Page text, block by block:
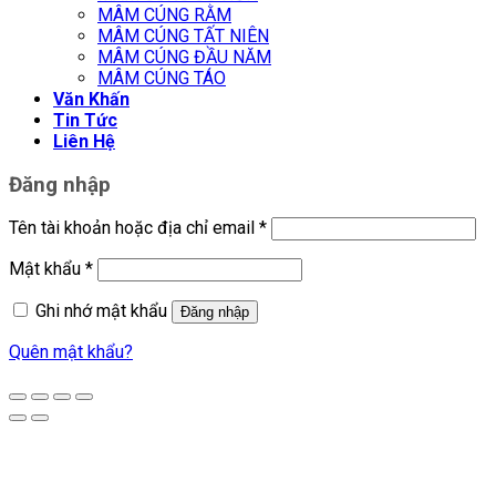
MÂM CÚNG RẰM
MÂM CÚNG TẤT NIÊN
MÂM CÚNG ĐẦU NĂM
MÂM CÚNG TÁO
Văn Khấn
Tin Tức
Liên Hệ
Đăng nhập
Tên tài khoản hoặc địa chỉ email *
Mật khẩu *
Ghi nhớ mật khẩu
Đăng nhập
Quên mật khẩu?